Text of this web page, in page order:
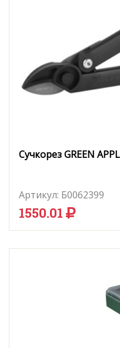
Сучкорез GREEN
Артикул: Б0062399
1550.01